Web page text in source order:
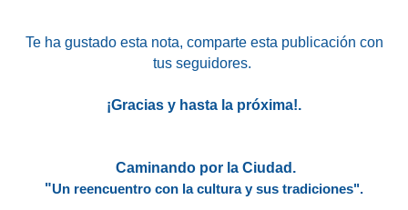
Te ha gustado esta nota, comparte esta publicación con
tus seguidores.
¡Gracias y hasta la próxima!.
Caminando por la Ciudad.
"Un reencuentro con la cultura y sus tradiciones".